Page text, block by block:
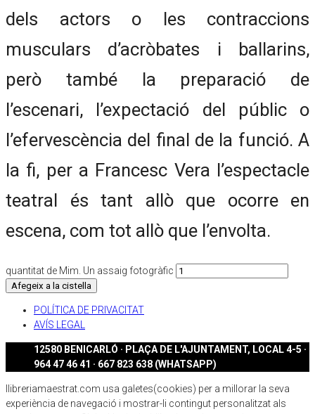
dels actors o les contraccions
musculars d’acròbates i ballarins,
però també la preparació de
l’escenari, l’expectació del públic o
l’efervescència del final de la funció. A
la fi, per a Francesc Vera l’espectacle
teatral és tant allò que ocorre en
escena, com tot allò que l’envolta.
quantitat de Mim. Un assaig fotogràfic
Afegeix a la cistella
POLÍTICA DE PRIVACITAT
AVÍS LEGAL
12580 BENICARLÓ · PLAÇA DE L'AJUNTAMENT, LOCAL 4-5 ·
964 47 46 41 · 667 823 638 (WHATSAPP)
llibreriamaestrat.com usa galetes(cookies) per a millorar la seva
experiència de navegació i mostrar-li contingut personalitzat als